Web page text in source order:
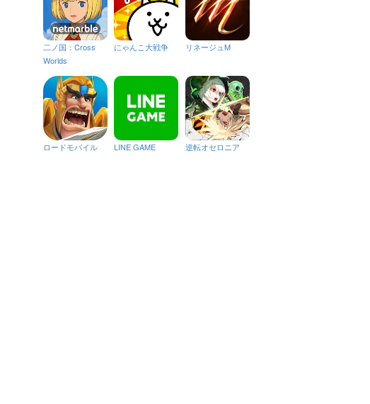
二ノ国：Cross
Worlds
にゃんこ大戦争 リネージュM
ロードモバイル LINE GAME 逆転オセロニア